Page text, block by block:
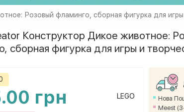
Розовый фламинго, сборная фигурка для игры
Конструктор Дикое животное:
сборная фигурка для игры и
грн LEGO
Нова
Meest